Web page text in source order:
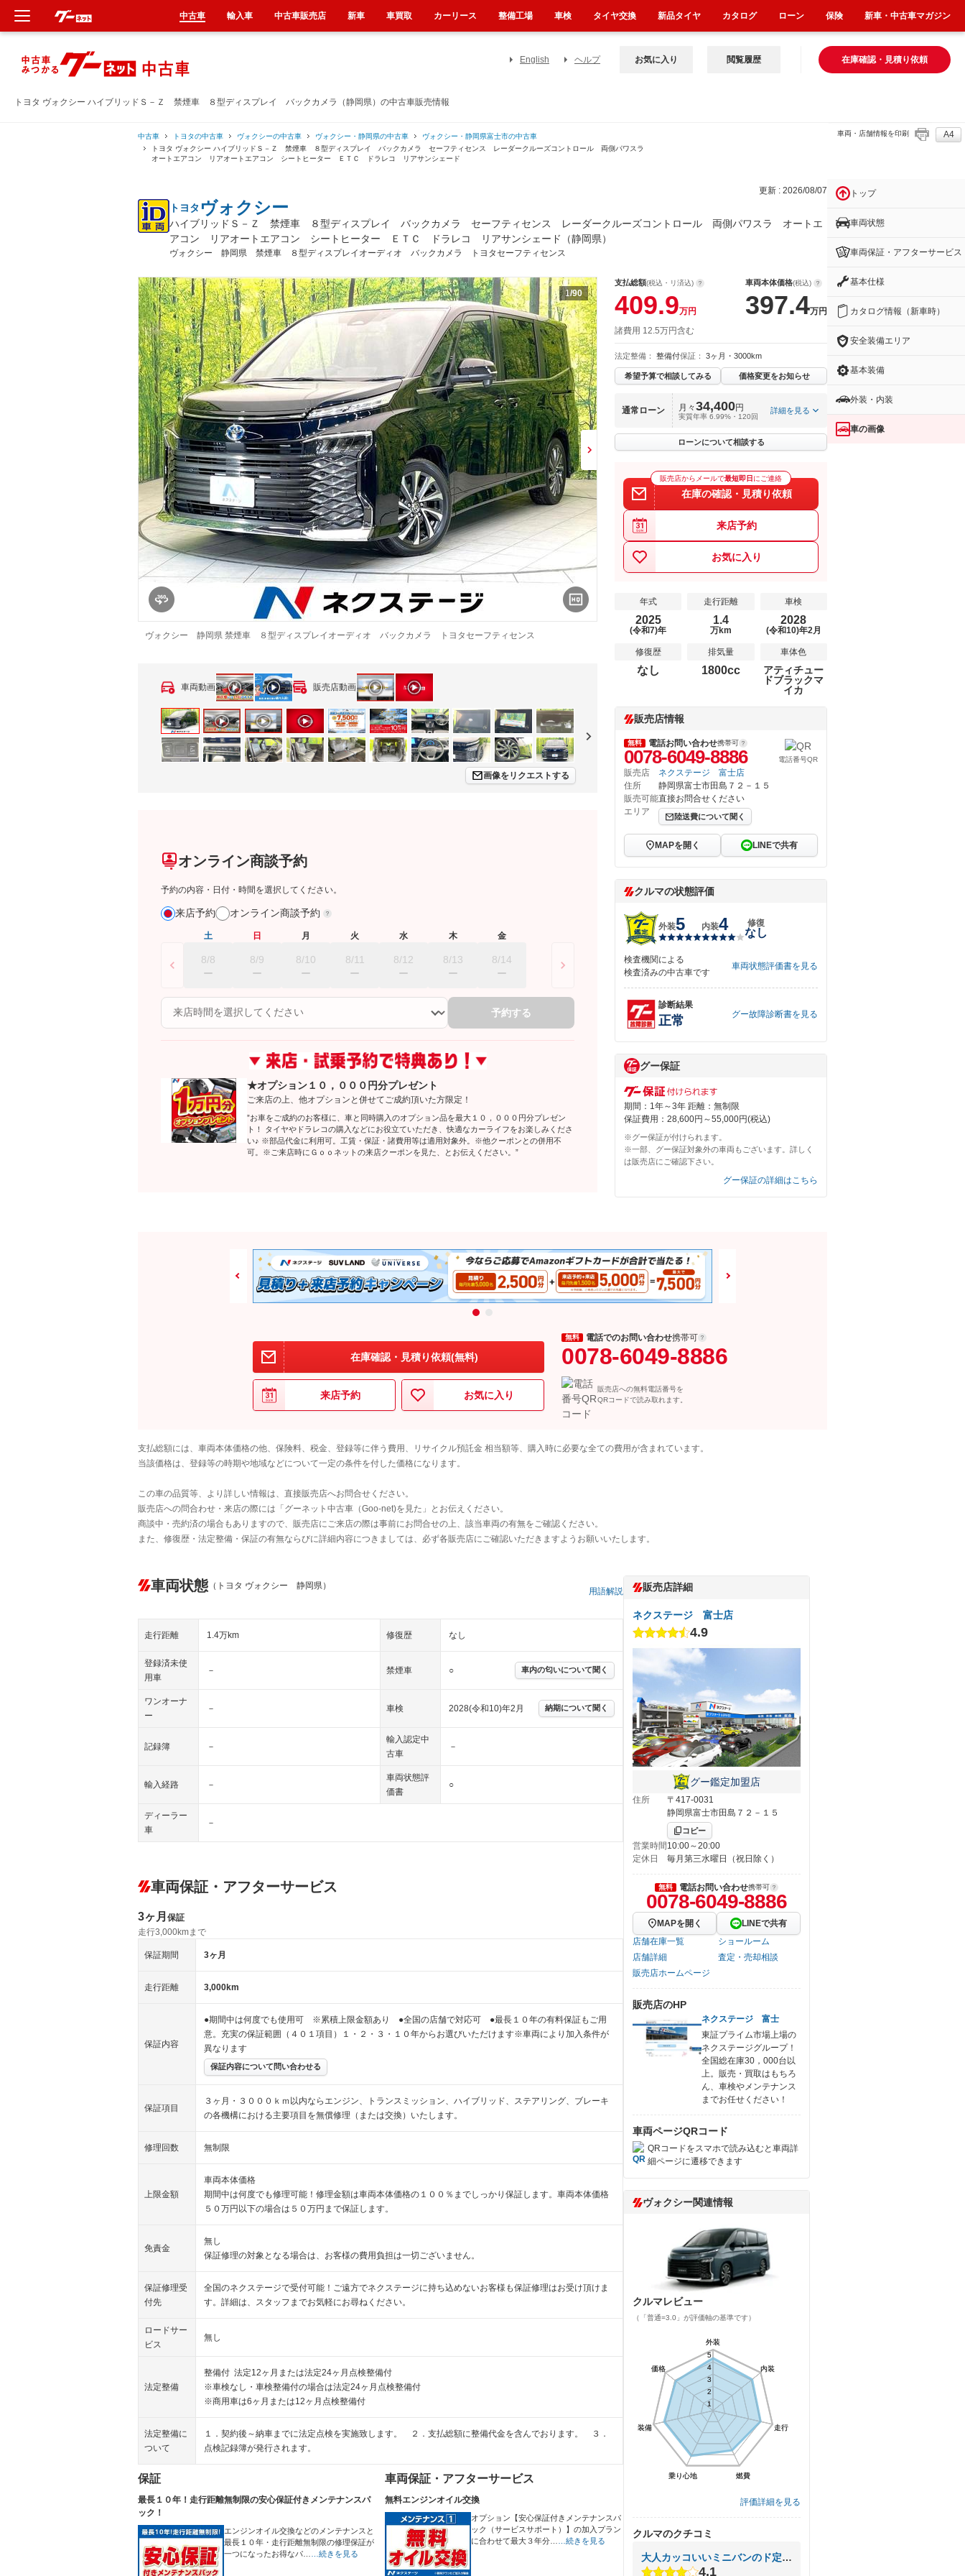
トヨタ ヴォクシー ハイブリッドＳ－Ｚ 禁煙車 ８型ディスプレイ バックカメラ（静岡県）の中古車販売情報
English ヘルプ 在庫確認・見積り依頼
お気に入り 閲覧履歴
中古車 トヨタの中古車 ヴォクシーの中古車 ヴォクシー・静岡県の中古車
ヴォクシー・静岡県富士市の中古車
トヨタ ヴォクシー ハイブリッドＳ－Ｚ 禁煙車 ８型ディスプレイ バックカメラ セーフティセンス レーダークルーズコントロール 両側パワスラ
オートエアコン リアオートエアコン シートヒーター ＥＴＣ ドラレコ リアサンシェード
車両・店舗情報を印刷 A4
更新 : 2026/08/07
トヨタ ヴォクシー
ハイブリッドＳ－Ｚ 禁煙車 ８型ディスプレイ バックカメラ セーフティセンス レーダークルーズコントロール 両側パワスラ オートエ
アコン リアオートエアコン シートヒーター ＥＴＣ ドラレコ リアサンシェード（静岡県）
ヴォクシー 静岡県 禁煙車 ８型ディスプレイオーディオ バックカメラ トヨタセーフティセンス
1/90
ヴォクシー 静岡県 禁煙車 ８型ディスプレイオーディオ バックカメラ トヨタセーフティセンス
車両動画 販売店動画
画像をリクエストする
オンライン商談予約
予約の内容・日付・時間を選択してください。
来店予約 オンライン商談予約
土
8/8
日
8/9
月
8/10
火
8/11
水
8/12
木
8/13
金
8/14
予約する
★オプション１０，０００円分プレゼント
ご来店の上、他オプションと併せてご成約頂いた方限定！
”お車をご成約のお客様に、車と同時購入のオプション品を最大１０，０００円分プレゼン
ト！ タイヤやドラレコの購入などにお役立ていただき、快適なカーライフをお楽しみくださ
い♪ ※部品代金に利用可。工賃・保証・諸費用等は適用対象外。※他クーポンとの併用不
可。※ご来店時にＧｏｏネットの来店クーポンを見た、とお伝えください。”
支払総額(税込・リ済込)
409.9万円
車両本体価格(税込)
397.4万円
諸費用 12.5万円含む
法定整備： 整備付保証： 3ヶ月・3000km
希望予算で相談してみる 価格変更をお知らせ
通常ローン 月々34,400円
実質年率 6.99%・120回
詳細を見る
ローンについて相談する
販売店からメールで最短即日 にご連絡
在庫の確認・見積り依頼
来店予約
お気に入り
年式
2025
(令和7)年
走行距離
1.4
万km
車検
2028
(令和10)年2月
修復歴
なし
排気量
1800cc
車体色
アティチュー
ドブラックマ
イカ
販売店情報
無料 電話お問い合わせ携帯可
0078-6049-8886 電話番号QR
販売店
ネクステージ 富士店
住所
静岡県富士市田島７２－１５
販売可能
エリア
直接お問合せください
陸送費について聞く
MAPを開く LINEで共有
クルマの状態評価
外装5 内装4 修復
なし
検査機関による
検査済みの中古車です
車両状態評価書を見る
診断結果
正常 グー故障診断書を見る
グー保証
期間：1年～3年 距離：無制限
保証費用：28,600円～55,000円(税込)
※グー保証が付けられます。
※一部、グー保証対象外の車両もございます。詳しく
は販売店にご確認下さい。
グー保証の詳細はこちら
在庫確認・見積り依頼(無料)
来店予約 お気に入り
無料 電話でのお問い合わせ携帯可
0078-6049-8886
販売店への無料電話番号を
QRコードで読み取れます。
支払総額には、車両本体価格の他、保険料、税金、登録等に伴う費用、リサイクル預託金 相当額等、購入時に必要な全ての費用が含まれています。
当該価格は、登録等の時期や地域などについて一定の条件を付した価格になります。
この車の品質等、より詳しい情報は、直接販売店へお問合せください。
販売店への問合わせ・来店の際には「グーネット中古車（Goo-net)を見た」とお伝えください。
商談中・売約済の場合もありますので、販売店にご来店の際は事前にお問合せの上、該当車両の有無をご確認ください。
また、修復歴・法定整備・保証の有無ならびに詳細内容につきましては、必ず各販売店にご確認いただきますようお願いいたします。
車両状態 （トヨタ ヴォクシー 静岡県）
用語解説
走行距離 1.4万km 修復歴 なし
登録済未使
用車
－ 禁煙車 ○ 車内の匂いについて聞く
ワンオーナ
ー
－ 車検 2028(令和10)年2月 納期について聞く
記録簿 －
輸入認定中
古車
－
輸入経路 －
車両状態評
価書
○
ディーラー
車
－
車両保証・アフターサービス
3ヶ月 保証
走行3,000kmまで
保証期間 3ヶ月
走行距離 3,000km
保証内容
●期間中は何度でも使用可 ※累積上限金額あり ●全国の店舗で対応可 ●最長１０年の有料保証もご用
意。充実の保証範囲（４０１項目）１・２・３・１０年からお選びいただけます※車両により加入条件が
異なります
保証内容について問い合わせる
保証項目
３ヶ月・３０００ｋｍ以内ならエンジン、トランスミッション、ハイブリッド、ステアリング、ブレーキ
の各機構における主要項目を無償修理（または交換）いたします。
修理回数 無制限
上限金額
車両本体価格
期間中は何度でも修理可能！修理金額は車両本体価格の１００％までしっかり保証します。車両本体価格
５０万円以下の場合は５０万円まで保証します。
免責金
無し
保証修理の対象となる場合は、お客様の費用負担は一切ございません。
保証修理受
付先
全国のネクステージで受付可能！ご遠方でネクステージに持ち込めないお客様も保証修理はお受け頂けま
す。詳細は、スタッフまでお気軽にお尋ねください。
ロードサー
ビス
無し
法定整備
整備付 法定12ヶ月または法定24ヶ月点検整備付
※車検なし・車検整備付の場合は法定24ヶ月点検整備付
※商用車は6ヶ月または12ヶ月点検整備付
法定整備に
ついて
１．契約後～納車までに法定点検を実施致します。 ２．支払総額に整備代金を含んでおります。 ３．
点検記録簿が発行されます。
保証
最長１０年！走行距離無制限の安心保証付きメンテナンスパ
ック！
エンジンオイル交換などのメンテナンスと
最長１０年・走行距離無制限の修理保証が
一つになったお得なパ…
…続きを見る
車両保証・アフターサービス
無料エンジンオイル交換
オプション【安心保証付きメンテナンスパ
ック（サービスサポート）】の加入プラン
に合わせて最大３年分…
…続きを見る
販売店詳細
ネクステージ 富士店
4.9
グー鑑定加盟店
住所
〒417-0031
静岡県富士市田島７２－１５
コピー
営業時間 10:00～20:00
定休日
毎月第三水曜日（祝日除く）
無料 電話お問い合わせ携帯可
0078-6049-8886
MAPを開く
LINEで共有
店舗在庫一覧
ショールーム
店舗詳細
査定・売却相談
販売店ホームページ
販売店のHP
ネクステージ 富士
東証プライム市場上場の
ネクステージグループ！
全国総在庫30，000台以
上。販売・買取はもちろ
ん、車検やメンテナンス
までお任せください！
車両ページQRコード
QRコードをスマホで読み込むと車両詳
細ページに遷移できます
ヴォクシー関連情報
クルマレビュー
（「普通=3.0」が評価軸の基準です）
外装
内装
走行
燃費
乗り心地
装備
価格
1
2
3
4
5
外装
内装
走行
燃費
乗り心地
装備
価格
1
2
3
4
5
評価詳細を見る
クルマのクチコミ
大人カッコいいミニバンのド定番！
4.1
トップ
車両状態
車両保証・アフターサービス
基本仕様
カタログ情報（新車時）
安全装備エリア
基本装備
外装・内装
車の画像
中古車 輸入車 中古車販売店 新車 車買取 カーリース 整備工場 車検 タイヤ交換 新品タイヤ カタログ ローン 保険 新車・中古車マガジン
新車
中古車